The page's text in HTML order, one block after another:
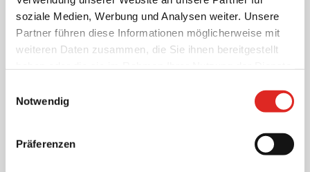
soziale Medien, Werbung und Analysen weiter. Unsere
Partner führen diese Informationen möglicherweise mit
weiteren Daten zusammen, die Sie ihnen bereitgestellt
Notwendig
Präferenzen
Tagesmiete (Einzeltage, werktags)
zzgl. 19% MwSt.